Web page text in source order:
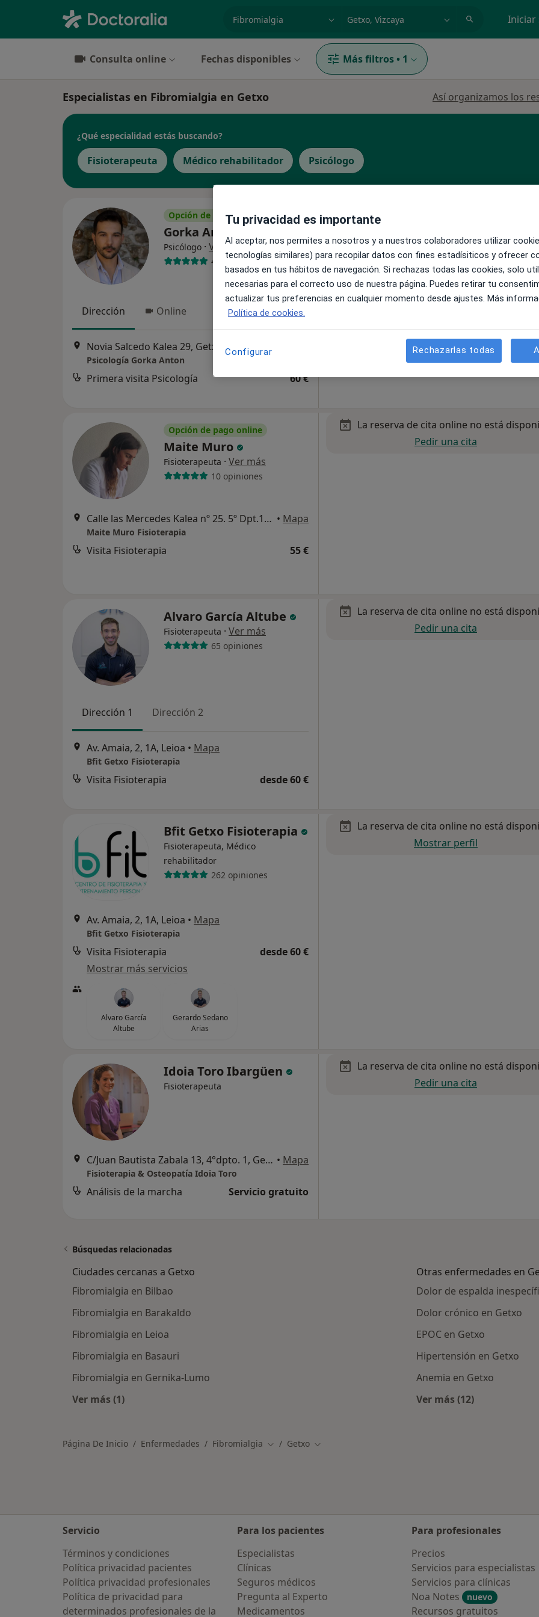
Iniciar
Consulta online Fechas disponibles Más filtros • 1
Especialistas en Fibromialgia en Getxo Así organizamos los
¿Qué especialidad estás buscando?
Fisioterapeuta Médico rehabilitador Psicólogo
Opción de pago online
Gorka Antón Aparicio
Psicólogo · Ver más
4 opiniones
Dirección Online
Novia Salcedo Kalea 29, Getxo • Mapa
Psicología Gorka Anton
Primera visita Psicología 60 €
Opción de pago online
Maite Muro
Fisioterapeuta · Ver más
10 opiniones
Calle las Mercedes Kalea nº 25. 5º Dpt.1º, Getxo • Mapa
Maite Muro Fisioterapia
Visita Fisioterapia 55 €
La reserva de cita online no está
Pedir una cita
Alvaro García Altube
Fisioterapeuta · Ver más
65 opiniones
Dirección 1 Dirección 2
Av. Amaia, 2, 1A, Leioa • Mapa
Bfit Getxo Fisioterapia
Visita Fisioterapia desde 60 €
La reserva de cita online no está
Pedir una cita
Bfit Getxo Fisioterapia
Fisioterapeuta, Médico
rehabilitador
262 opiniones
Av. Amaia, 2, 1A, Leioa • Mapa
Bfit Getxo Fisioterapia
Visita Fisioterapia
desde 60 €
Mostrar más servicios
Alvaro García
Altube
Gerardo Sedano
Arias
La reserva de cita online no está
Mostrar perfil
Idoia Toro Ibargüen
Fisioterapeuta
C/Juan Bautista Zabala 13, 4°dpto. 1, Getxo • Mapa
Fisioterapia & Osteopatía Idoia Toro
Análisis de la marcha Servicio gratuito
La reserva de cita online no está
Pedir una cita
Búsquedas relacionadas
Ciudades cercanas a Getxo
Fibromialgia en Bilbao
Fibromialgia en Barakaldo
Fibromialgia en Leioa
Fibromialgia en Basauri
Fibromialgia en Gernika-Lumo
Ver más (1)
Otras enfermedades en
Dolor de espalda
Dolor crónico en Getxo
EPOC en Getxo
Hipertensión en Getxo
Anemia en Getxo
Ver más (12)
Página De Inicio Enfermedades Fibromialgia Cambiar de ciudad
Getxo Cambiar de ciudad
Servicio
Términos y condiciones
Política privacidad pacientes
Política privacidad profesionales
Política de privacidad para
determinados profesionales de la
Para los pacientes
Especialistas
Clínicas
Seguros médicos
Pregunta al Experto
Medicamentos
Para profesionales
Precios
Servicios para especialistas
Servicios para clínicas
Noa Notes
nuevo
Recursos gratuitos
Tu privacidad es importante
Al aceptar, nos permites a nosotros y a nuestros colaboradores utilizar
tecnologías similares) para recopilar datos con fines estadísiticos y ofrecer
basados en tus hábitos de navegación. Si rechazas todas las cookies, solo
necesarias para el correcto uso de nuestra página. Puedes retirar tu
actualizar tus preferencias en cualquier momento desde ajustes. Más
Política de cookies.
Configurar Rechazarlas todas